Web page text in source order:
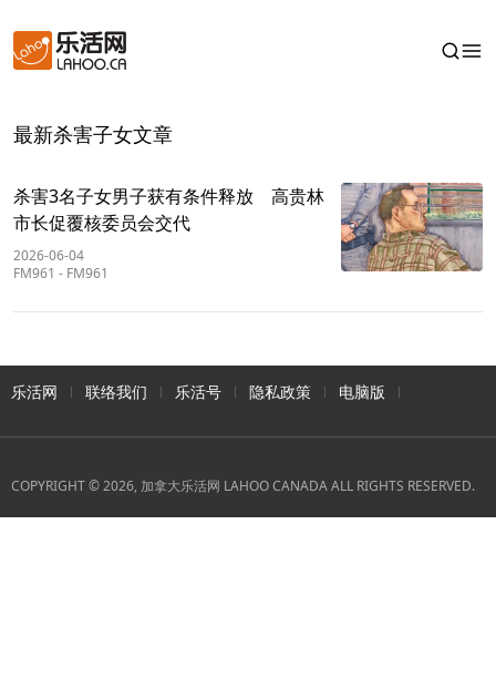
最新杀害子女文章
杀害3名子女男子获有条件释放 高贵林
市长促覆核委员会交代
2026-06-04
FM961 - FM961
乐活网 联络我们 乐活号 隐私政策 电脑版
COPYRIGHT © 2026, 加拿大乐活网 LAHOO CANADA ALL RIGHTS RESERVED.